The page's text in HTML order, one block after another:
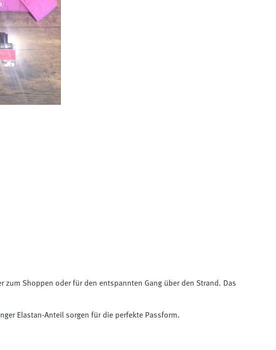
Shoppen oder für den entspannten Gang über den Strand. Das
Elastan-Anteil sorgen für die perfekte Passform.